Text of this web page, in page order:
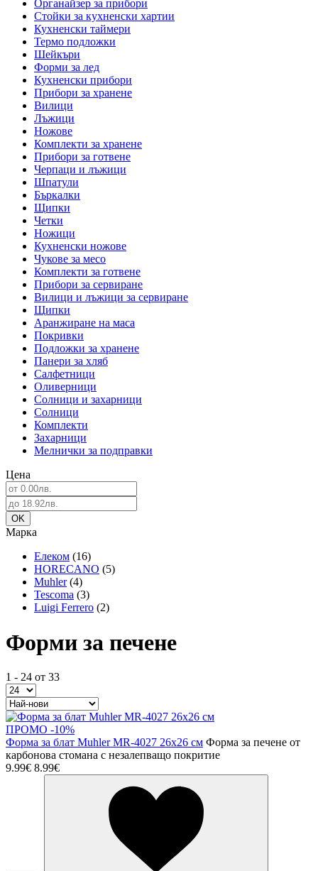
Органайзер за прибори
Стойки за кухненски хартии
Кухненски таймери
Термо подложки
Шейкъри
Форми за лед
Кухненски прибори
Прибори за хранене
Вилици
Лъжици
Ножове
Комплекти за хранене
Прибори за готвене
Черпаци и лъжици
Шпатули
Бъркалки
Щипки
Четки
Ножици
Кухненски ножове
Чукове за месо
Комплекти за готвене
Прибори за сервиране
Вилици и лъжици за сервиране
Щипки
Аранжиране на маса
Покривки
Подложки за хранене
Панери за хляб
Салфетници
Оливерници
Солници и захарници
Солници
Комплекти
Захарници
Мелнички за подправки
Цена
Марка
Елеком (16)
HORECANO (5)
Muhler (4)
Tescoma (3)
Luigi Ferrero (2)
Форми за печене
1 - 24 от 33
ПРОМО -10%
Форма за блат Muhler MR-4027 26x26 см Форма за печене от
карбонова стомана с незалепващо покритие
9.99€ 8.99€